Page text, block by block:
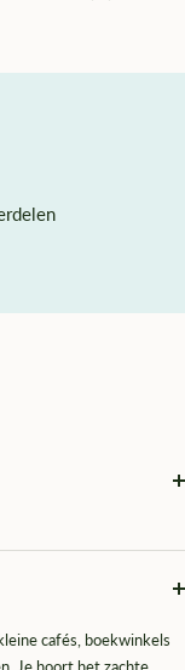
cafés, boekwinkels